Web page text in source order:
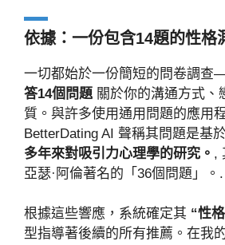
依據：一份包含14題的性格
一切都始於一份簡短的問卷調
答14個問題 關於你的溝通方式、
質。與許多使用通用問題的應用
BetterDating AI 聲稱其問題是基
多年來對吸引力心理學的研究。 ,
亞瑟·阿倫著名的「36個問題」。.
根據這些響應，系統確定其 “性
型指導著後續的所有推薦。在我